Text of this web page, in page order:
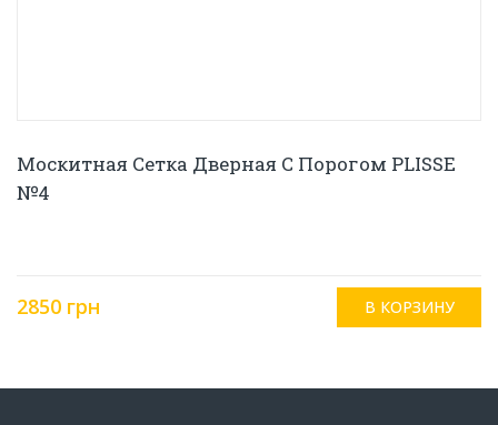
Москитная Сетка Дверная С Порогом PLISSE
№4
2850 грн